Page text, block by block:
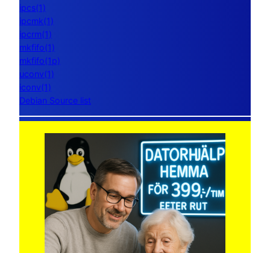
ipcs(1)
ipcmk(1)
ipcrm(1)
mkfifo(1)
mkfifo(1p)
uconv(1)
iconv(1)
Debian Source list